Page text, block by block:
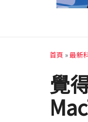
首頁 »最新
覺